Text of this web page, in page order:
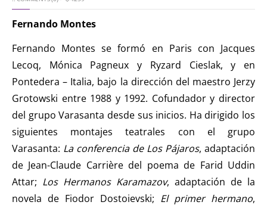
Fernando Montes
Fernando Montes se formó en Paris con Jacques
Lecoq, Mónica Pagneux y Ryzard Cieslak, y en
Pontedera – Italia, bajo la dirección del maestro Jerzy
Grotowski entre 1988 y 1992. Cofundador y director
del grupo Varasanta desde sus inicios. Ha dirigido los
siguientes montajes teatrales con el grupo
Varasanta: La conferencia de Los Pájaros, adaptación
de Jean-Claude Carrière del poema de Farid Uddin
Attar; Los Hermanos Karamazov, adaptación de la
novela de Fiodor Dostoievski; El primer hermano,